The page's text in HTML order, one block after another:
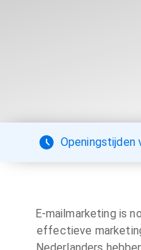
Openingstijden
E-mailmarketing is
effectieve